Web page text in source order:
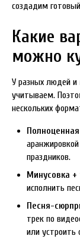
создадим
Какие
можно
У разных людей и
учитываем.
нескольких
праздников.
Минусовка +
исполнить
Песня-
трек по
или устроить